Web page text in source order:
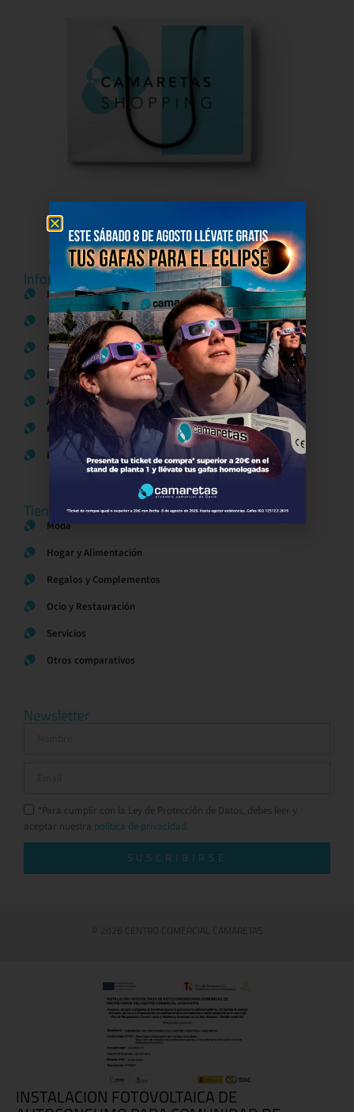
Información del centro
Información general
Directorio de tiendas y Planos
Contacto
Política de Privacidad
Aviso Legal
Política de Cookies
Bases legales Concursos y Promociones
Tiendas
Moda
Hogar y Alimentación
Regalos y Complementos
Ocio y Restauración
Servicios
Otros comparativos
Newsletter
*Para cumplir con la Ley de Protección de Datos, debes leer y
aceptar nuestra política de privacidad.
SUSCRIBIRSE
© 2026 CENTRO COMERCIAL CAMARETAS
INSTALACION FOTOVOLTAICA DE